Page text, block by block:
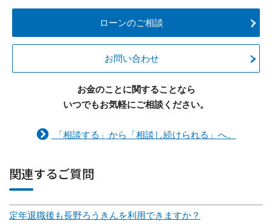
ローンのご相談
お問い合わせ
お金のことに関することなら
いつでもお気軽にご相談ください。
「相談する」から「相談し続けられる」へ。
関連するご質問
定年退職後も長野ろうきんを利用できますか？